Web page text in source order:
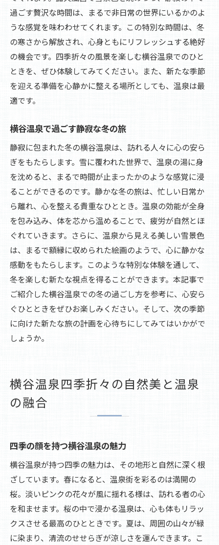
過ごす贅沢な時間は、まるで非日常の世界にいるかのよ
うな感覚を味わわせてくれます。この特別な時間は、冬
の寒さから解放され、心身ともにリフレッシュする絶好
の機会です。四季折々の風景を楽しむ横谷温泉でのひと
ときを、ぜひ体験してみてください。また、新たな季節
を迎える準備を心静かに整える場所としても、温泉は最
適です。
横谷温泉で過ごす静寂な冬の旅
静寂に包まれた冬の横谷温泉は、訪れる人々に心の安ら
ぎをもたらします。雪に覆われた世界で、温泉の湯に身
を沈めると、まるで時間が止まったかのような感覚に浸
ることができるのです。静かな冬の旅は、忙しい日常か
ら離れ、心を整える貴重なひととき。温泉の効能が全身
を包み込み、体を芯から温めることで、疲労が自然とほ
ぐれていきます。さらに、温泉から見える美しい雪景色
は、まるで額縁に収められた絵画のようで、心に静かな
感動をもたらします。このような特別な体験を通して、
冬を楽しむ新たな視点を得ることができます。本記事で
ご紹介した横谷温泉での冬の過ごし方を参考に、心安ら
ぐひとときをぜひお楽しみください。そして、次の季節
に向けた新たな旅の計画を心待ちにしてみてはいかがで
しょうか。
横谷温泉四季折々の自然美と温泉
の融合
四季の顔を持つ横谷温泉の魅力
横谷温泉が持つ四季の魅力は、その地形と自然に深く根
ざしています。春になると、温泉街を彩るのは満開の
桜。淡いピンクの花々が風に揺れる様は、訪れる者の心
を和ませます。桜の中で浸かる温泉は、心も体もリラッ
クスさせる最高のひとときです。夏は、周囲の山々が緑
に染まり、清流のせせらぎが涼しさを運んできます。こ